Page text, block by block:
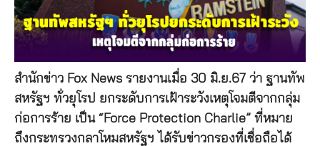
สำนักข่าว Fox News รายงานเมื่อ 30 มิ.ย.67 ว่า ฐานทัพ
สหรัฐฯ ทั่วยุโรป ยกระดับการเฝ้าระวังเหตุโจมตีจากกลุ่ม
ก่อการร้าย เป็น “Force Protection Charlie” ที่หมาย
ถึงกระทรวงกลาโหมสหรัฐฯ ได้รับข่าวกรองที่เชื่อถือได้